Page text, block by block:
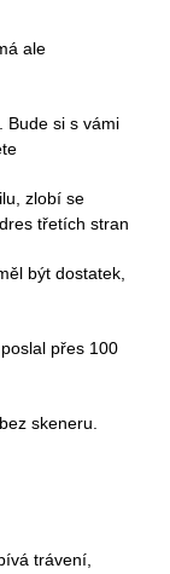
ale
Bude si s vámi
zlobí se
třetích stran
být dostatek,
přes 100
skeneru.
trávení,